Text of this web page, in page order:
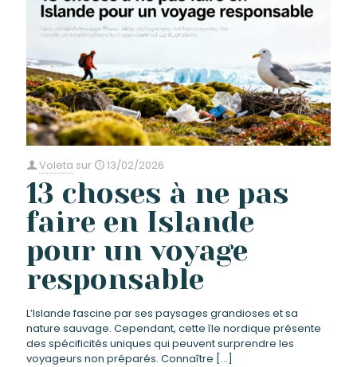
Voleta sur 13/02/2026
13 choses à ne pas
faire en Islande
pour un voyage
responsable
L’Islande fascine par ses paysages grandioses et sa
nature sauvage. Cependant, cette île nordique présente
des spécificités uniques qui peuvent surprendre les
voyageurs non préparés. Connaître […]